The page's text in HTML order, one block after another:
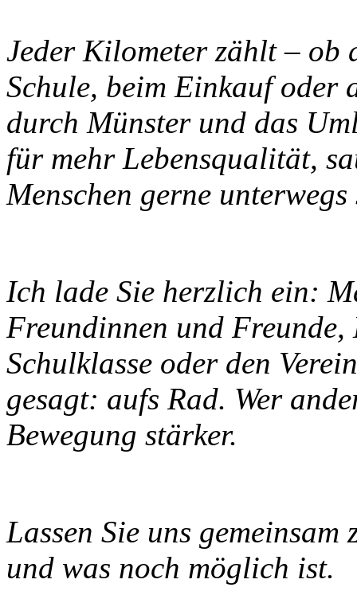
Jeder Kilometer zählt – ob
Schule, beim Einkauf oder
durch Münster und das
für mehr Lebensqualität,
Menschen gerne
Ich lade Sie herzlich ein:
Freundinnen und
Schulklasse oder den
gesagt: aufs Rad. Wer
Bewegung stärker.
Lassen Sie uns
und was noch möglich ist.